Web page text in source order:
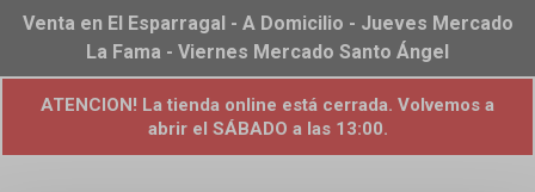
Venta en El Esparragal - A Domicilio - Jueves Mercado
La Fama - Viernes Mercado Santo Ángel
ATENCION! La tienda online está cerrada. Volvemos a
abrir el SÁBADO a las 13:00.